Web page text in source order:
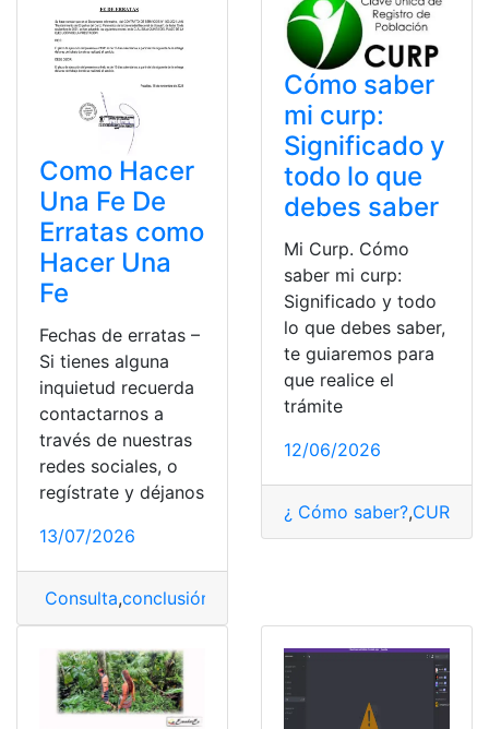
Como Hacer
Una Fe De
Erratas como
Hacer Una
Fe
Fechas de erratas –
Si tienes alguna
inquietud recuerda
contactarnos a
través de nuestras
redes sociales, o
regístrate y déjanos
13/07/2026
Consulta,conclusión
Cómo saber
mi curp:
Significado y
todo lo que
debes saber
Mi Curp. Cómo
saber mi curp:
Significado y todo
lo que debes saber,
te guiaremos para
que realice el
trámite
12/06/2026
¿ Cómo saber?,CURP